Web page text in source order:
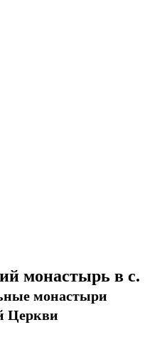
монастырь в с.
монастыри
Церкви